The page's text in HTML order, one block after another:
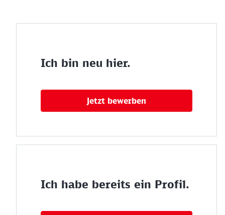
Ich bin neu hier.
Jetzt bewerben
Ich habe bereits ein Profil.